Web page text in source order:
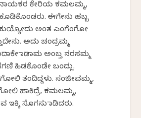
ಕೇರಿಯ ಕಮಲಮ್ಮ,
ಈಗೇನು‌ ಹಬ್ಬ
ಹುಯ್ಯೋದು ಅಂತ ಎಂಗೆಂಗೋ
ಅದು ಚಂದ್ರಮ್ಮ
ಮಾಡಾಮ ಅಂಬ್ತ ನರಸಮ್ಮ
ಹಿಡಕೊಂಡೇ ಬಂದ್ಲು.
ತಂದಿದ್ದಳು. ಸಂಜೀವಮ್ಮ,
ಹಾಕಿದ್ರೆ, ಕಮಲಮ್ಮ,
ಸೊಗಸು ಮಾಡಿದರು.